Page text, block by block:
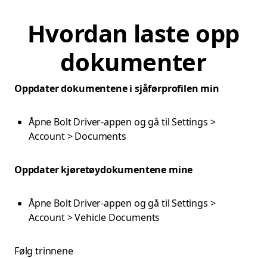
Hvordan laste opp
dokumenter
Oppdater dokumentene i sjåførprofilen min
Åpne Bolt Driver-appen og gå til Settings >
Account > Documents
Oppdater kjøretøydokumentene mine
Åpne Bolt Driver-appen og gå til Settings >
Account > Vehicle Documents
Følg trinnene